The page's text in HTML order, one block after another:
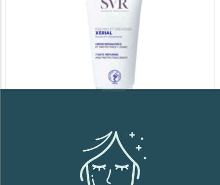
SVR XERIAL FISSURES ET CREVASSES